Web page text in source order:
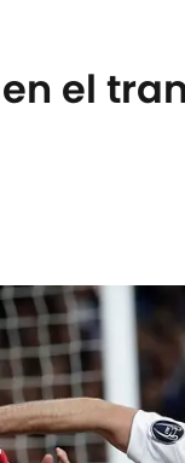
el